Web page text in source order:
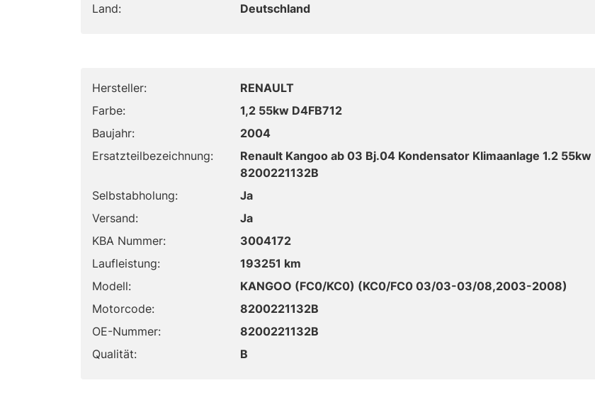
Land:
Deutschland
Hersteller:
RENAULT
Farbe:
1,2 55kw D4FB712
Baujahr:
2004
Ersatzteilbezeichnung:
Renault Kangoo ab 03 Bj.04 Kondensator Klimaanlage 1.2 55kw
8200221132B
Selbstabholung:
Ja
Versand:
Ja
KBA Nummer:
3004172
Laufleistung:
193251 km
Modell:
KANGOO (FC0/KC0) (KC0/FC0 03/03-03/08,2003-2008)
Motorcode:
8200221132B
OE-Nummer:
8200221132B
Qualität:
B